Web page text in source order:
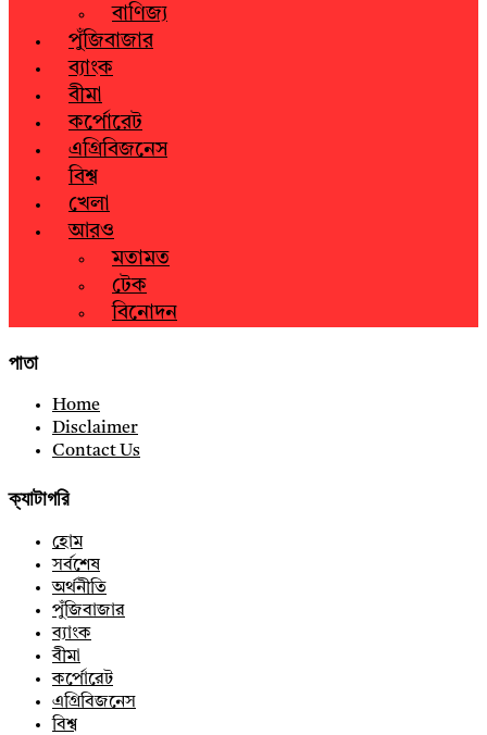
বাণিজ্য
পুঁজিবাজার
ব্যাংক
বীমা
কর্পোরেট
এগ্রিবিজনেস
বিশ্ব
খেলা
আরও
মতামত
টেক
বিনোদন
পাতা
Home
Disclaimer
Contact Us
ক্যাটাগরি
হোম
সর্বশেষ
অর্থনীতি
পুঁজিবাজার
ব্যাংক
বীমা
কর্পোরেট
এগ্রিবিজনেস
বিশ্ব